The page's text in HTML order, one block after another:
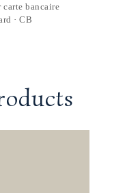
carte bancaire
· CB